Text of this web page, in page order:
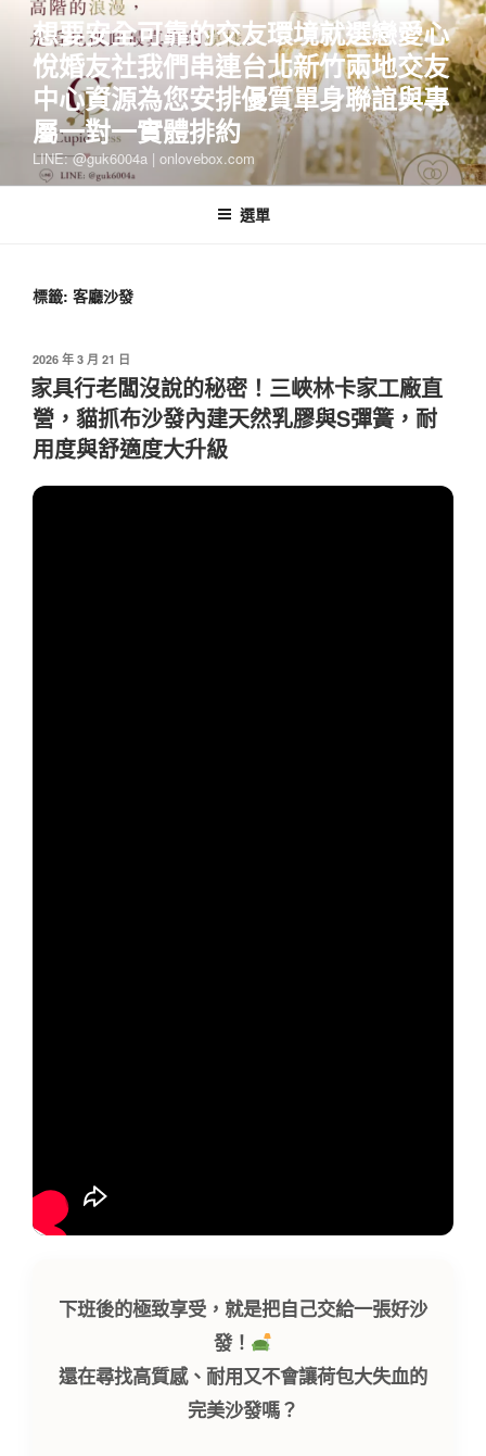
想要安全可靠的交友環境就選戀愛心
悅婚友社我們串連台北新竹兩地交友
中心資源為您安排優質單身聯誼與專
屬一對一實體排約
LINE: @guk6004a | onlovebox.com
選單
標籤: 客廳沙發
發
佈
於
2026 年 3 月 21 日
家具行老闆沒說的秘密！三峽林卡家工廠直
營，貓抓布沙發內建天然乳膠與S彈簧，耐
用度與舒適度大升級
下班後的極致享受，就是把自己交給一張好沙
發！
還在尋找高質感、耐用又不會讓荷包大失血的
完美沙發嗎？